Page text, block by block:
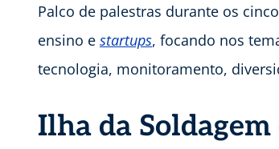
Palco de palestras durante os
ensino e startups, focando nos
tecnologia, monitoramento,
Ilha da Soldagem